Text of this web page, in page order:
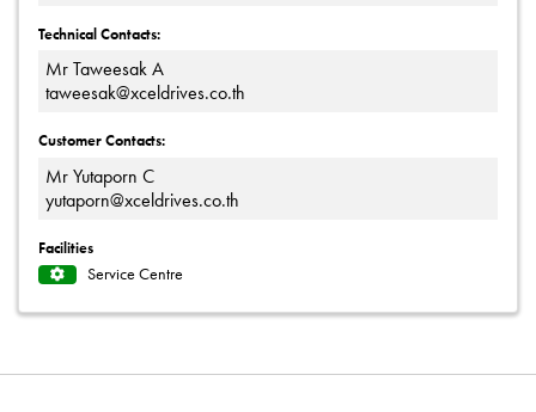
Technical Contacts:
Mr Taweesak A
taweesak@xceldrives.co.th
Customer Contacts:
Mr Yutaporn C
yutaporn@xceldrives.co.th
Facilities
Service Centre